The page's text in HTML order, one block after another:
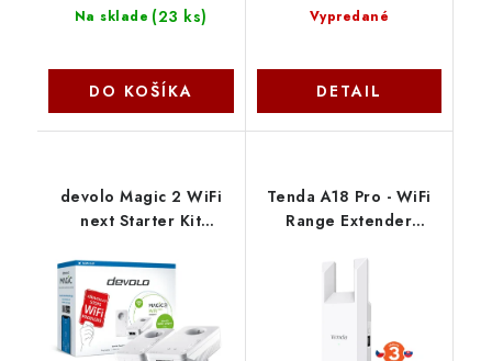
Na sklade (23 ks)
DO KOŠÍKA
Vypredané
DETAIL
devolo Magic 2 WiFi
next Starter Kit
Devolo
Tenda A18 Pro - WiFi
Range Extender
1167 Mbps, 1x Gigabit
LAN port, Repeater,